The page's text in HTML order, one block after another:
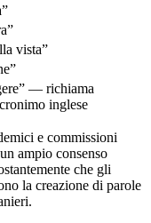
vista”
— richiama
inglese
e commissioni
ampio consenso
che gli
la creazione di parole